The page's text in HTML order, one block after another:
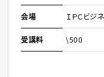
会場 ＩＰＣビジ
受講料 \500